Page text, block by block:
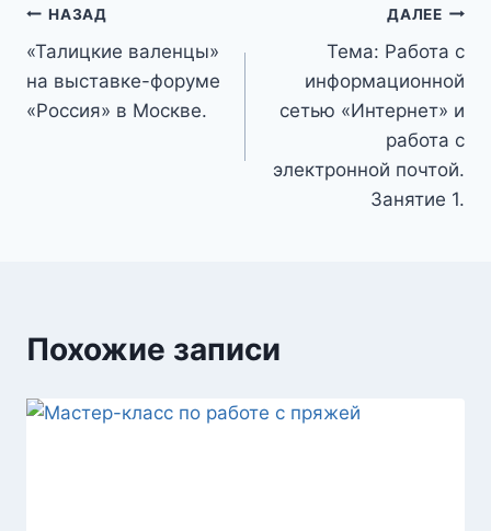
Навигация
по
записям
НАЗАД
«Талицкие валенцы»
на выставке-форуме
«Россия» в Москве.
ДАЛЕЕ
Тема: Работа с
информационной
сетью «Интернет» и
работа с
электронной почтой.
Занятие 1.
Похожие записи